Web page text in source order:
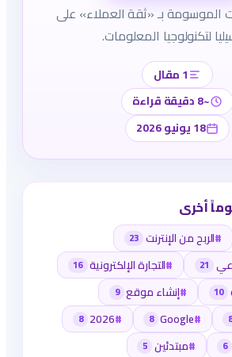
الموسومة بـ «ثقة العملاء» على
لتكنولوجيا المعلومات.
1 مقال
~8 دقيقة قراءة
18 يونيو 2026
أخرى
#الربح من الإنترنت 23
21
#التجارة الإلكترونية 16
10
#إنشاء موقع 9
8
#
Google
8
#
2026
8
6
#مبتدئين 5